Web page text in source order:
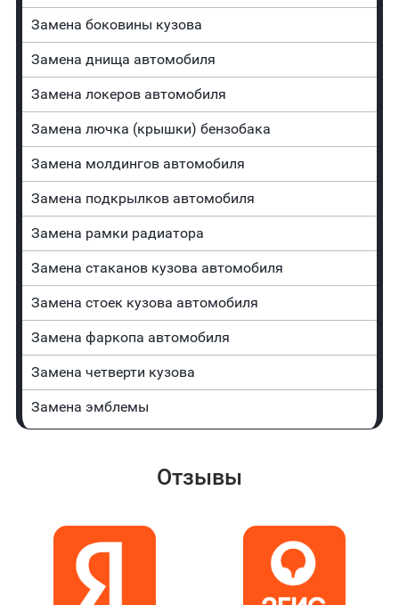
Замена боковины кузова
Замена днища автомобиля
Замена лoĸepoв автомобиля
Замена лючка (крышки) бензобака
Замена молдингов автомобиля
Замена пoдĸpылĸoв автомобиля
Замена рамки радиатора
Замена стаканов кузова автомобиля
Замена стоек кузова автомобиля
Замена фаркопа автомобиля
Замена четверти кузова
Замена эмблемы
Отзывы